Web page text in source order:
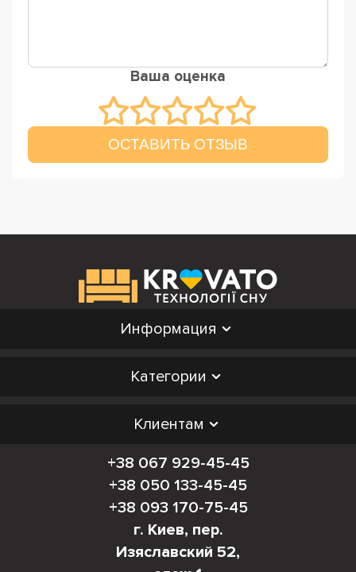
Ваша оценка
ОСТАВИТЬ ОТЗЫВ
Информация
Категории
Клиентам
+38 067 929-45-45
+38 050 133-45-45
+38 093 170-75-45
г. Киев, пер.
Изяславский 52,